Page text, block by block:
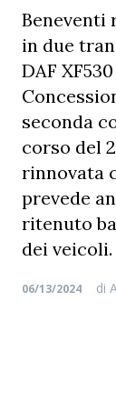
Beneventi
in due
DAF
seconda
corso del
rinnovata
prevede
ritenuto
dei veicoli.
06/13/2024 di